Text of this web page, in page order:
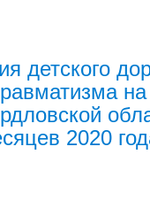
детского
на
2020